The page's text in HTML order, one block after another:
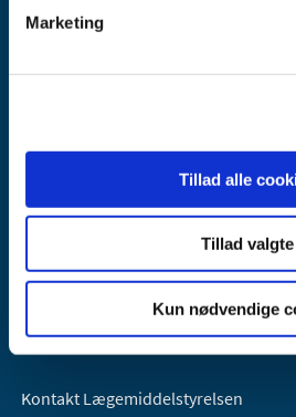
Marketing
Tillad alle
Tillad valgte
Kun nødvendige
Lægemiddelstyrelsen
2300 København S
Lægemiddelstyrelsen er en del af
Sundheds- og Kirkeministeriet.
Kontakt Lægemiddelstyrelsen